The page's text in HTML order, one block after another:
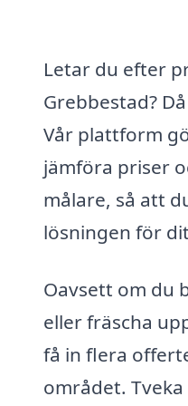
Letar du efter
Grebbestad?
Vår plattform
jämföra priser
målare, så att
lösningen för
Oavsett om du
eller fräscha
få in flera
området.